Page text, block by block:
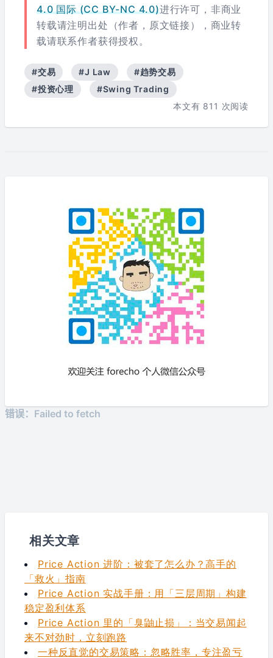
4.0 国际 (CC BY-NC 4.0)进行许可，非商业
转载请注明出处（作者，原文链接），商业转
载请联系作者获得授权。
#交易 #J Law
#趋势交易
#投资心理
#Swing Trading
本文有 811 次阅读
相关文章
Price Action 进阶：被套了怎么办？高手的
「救火」指南
Price Action 实战手册：用「三层周期」构建
稳定盈利体系
Price Action 里的「臭鼬止损」：当交易闻起
来不对劲时，立刻跑路
一种反直觉的交易策略：忽略胜率，专注盈亏